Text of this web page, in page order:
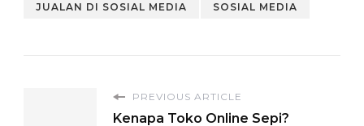
JUALAN DI SOSIAL MEDIA SOSIAL MEDIA
PREVIOUS ARTICLE
Kenapa Toko Online Sepi?